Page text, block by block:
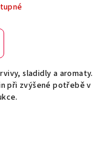
sladidly a aromaty.
při zvýšené potřebě v